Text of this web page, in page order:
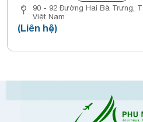
90 - 92 Đường Hai Bà Trưng,
Việt Nam
(Liên hệ)